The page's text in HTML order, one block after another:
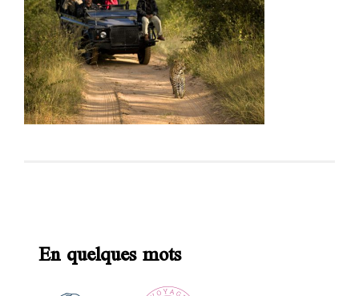
En quelques mots